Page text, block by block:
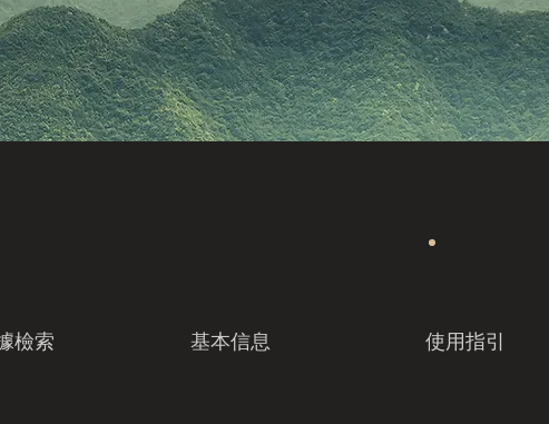
檢索 基本信息 使用指引